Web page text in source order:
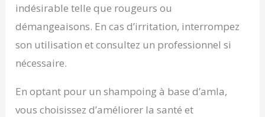
indésirable telle que rougeurs ou
démangeaisons. En cas d’irritation, interrompez
son utilisation et consultez un professionnel si
nécessaire.
En optant pour un shampoing à base d’amla,
vous choisissez d’améliorer la santé et